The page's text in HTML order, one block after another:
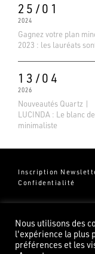
25/01
2024
Gagnez votre plan
2023 : les lauréats
13/04
2026
Nouveautés Quartz |
LUCINDA : Le blanc
minimaliste
Inscription
Confidentialité
Groupe Pierredeplan
82100
Nous utilisons des
l'expérience la plus
préférences et les